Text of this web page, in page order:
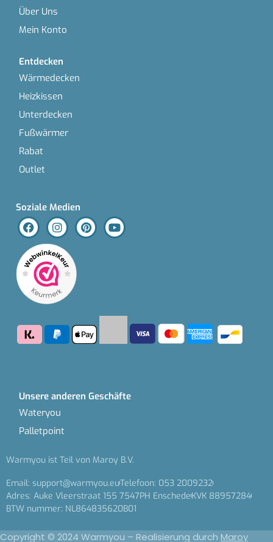
Über Uns
Mein Konto
Entdecken
Wärmedecken
Heizkissen
Unterdecken
Fußwärmer
Rabat
Outlet
Soziale Medien
Unsere anderen Geschäfte
Wateryou
Palletpoint
Warmyou ist Teil von Maroy B.V.
Email: support@warmyou.euTelefoon: 053 2009232
Adres: Auke Vleerstraat 155 7547PH EnschedeKVK 88957284
BTW nummer: NL864835620B01
Copyright © 2024 Warmyou – Realisierung durch Maroy